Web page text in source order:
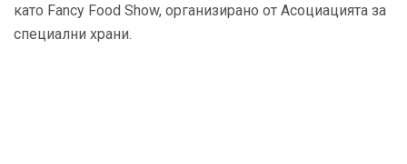
като Fancy Food Show, организирано от Асоциацията за
специални храни.